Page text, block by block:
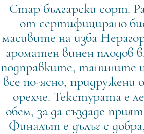
Стар български сорт.
от сертифицирано
масивите на изба
ароматен винен плодов
подправките, танините
все по-ясно, придружени
орехче. Текстурата е
обем, за да създаде
Финалът е дълъг с